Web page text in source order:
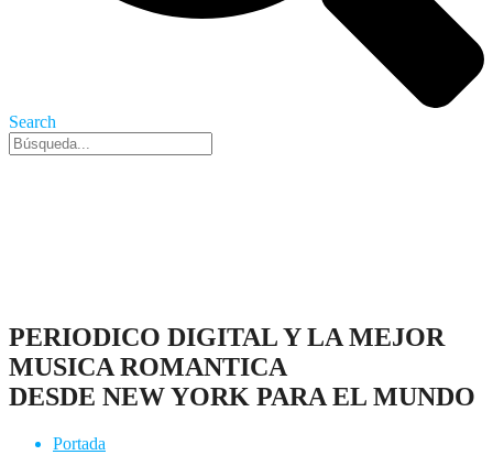
Search
PERIODICO DIGITAL Y LA MEJOR
MUSICA ROMANTICA
DESDE NEW YORK PARA EL MUNDO
Portada